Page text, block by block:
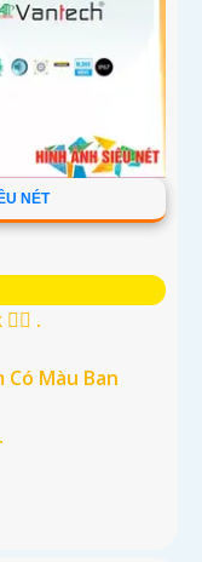
NÉT
.
Có Màu Ban